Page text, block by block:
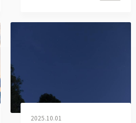
2025.10.01